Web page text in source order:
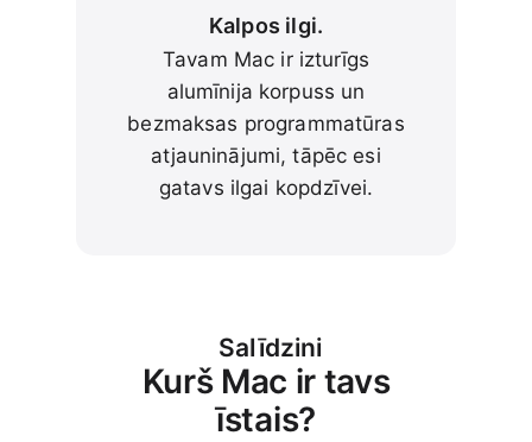
Kalpos ilgi.
Tavam Mac ir izturīgs
alumīnija korpuss un
bezmaksas programmatūras
atjauninājumi, tāpēc esi
gatavs ilgai kopdzīvei.
Salīdzini
Kurš Mac ir tavs
īstais?